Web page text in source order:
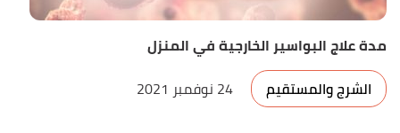
مدة علاج البواسير الخارجية في المنزل
الشرج والمستقيم
24 نوفمبر 2021